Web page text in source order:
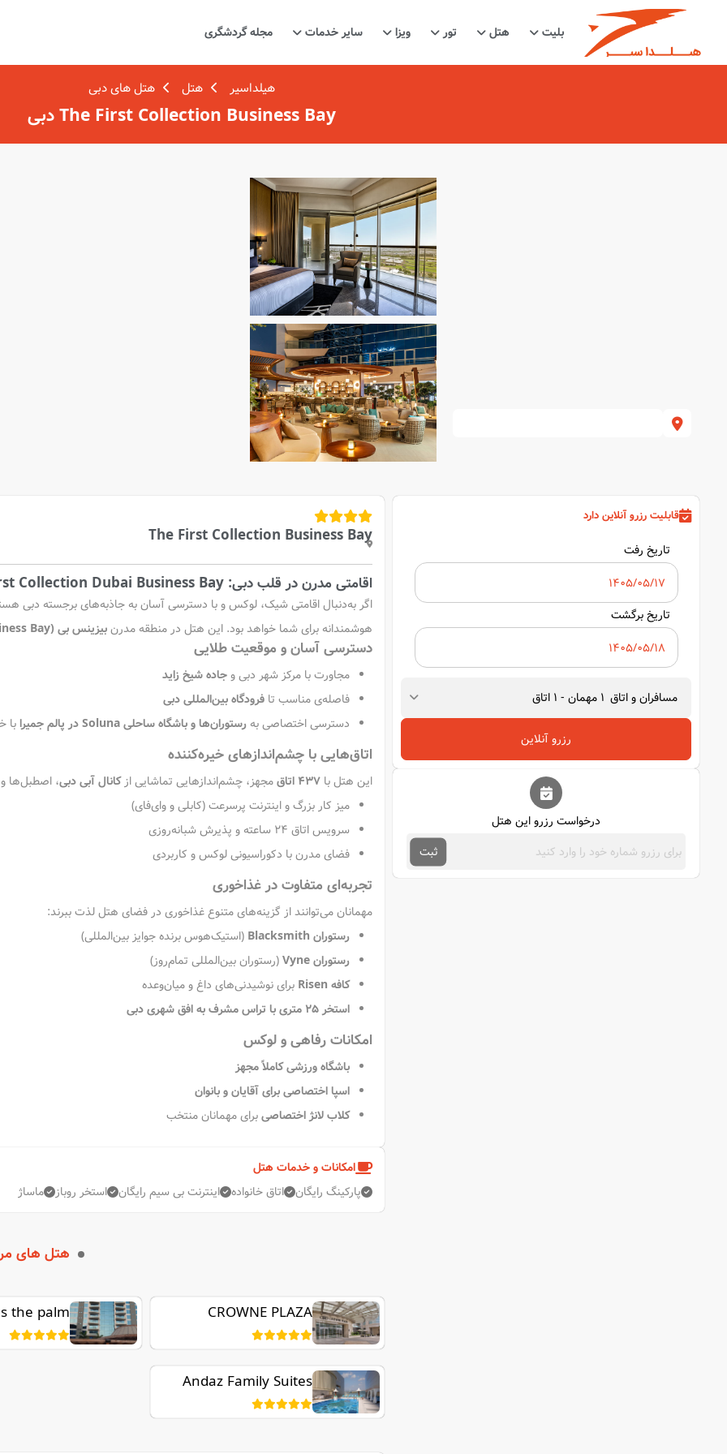
بلیت هتل تور ویزا سایر خدمات مجله گردشگری
هیلداسیر هتل هتل های دبی
The First Collection Business Bay دبی
قابلیت رزرو آنلاین دارد
تاریخ رفت
تاریخ برگشت
مسافران و اتاق 1 مهمان -
1 اتاق
رزرو آنلاین
درخواست رزرو این هتل
ثبت
The First Collection Business Bay
اقامتی مدرن در قلب دبی: The First Collection Dubai Business Bay
اگر به‌دنبال اقامتی شیک، لوکس و با دسترسی آسان به جاذبه‌های برجسته دبی
هوشمندانه برای شما خواهد بود. این هتل در منطقه مدرنبیزینس بی (Business Bay)
دسترسی آسان و موقعیت طلایی
مجاورت با مرکز شهر دبی و جاده شیخ زاید
فاصله‌ی مناسب تا فرودگاه بین‌المللی دبی
دسترسی اختصاصی به رستوران‌ها و باشگاه ساحلی Soluna در پالم جمیرا با
اتاق‌هایی با چشم‌اندازهای خیره‌کننده
این هتل با ۴۳۷ اتاق مجهز، چشم‌اندازهایی تماشایی ازکانال آبی دبی، اصطبل‌ها و
میز کار بزرگ و اینترنت پرسرعت (کابلی و وای‌فای)
سرویس اتاق ۲۴ ساعته و پذیرش شبانه‌روزی
فضای مدرن با دکوراسیونی لوکس و کاربردی
تجربه‌ای متفاوت در غذاخوری
مهمانان می‌توانند از گزینه‌های متنوع غذاخوری در فضای هتل لذت ببرند:
رستوران Blacksmith
(استیک‌هوس برنده جوایز بین‌المللی)
رستوران Vyne
(رستوران بین‌المللی تمام‌روز)
کافه Risen
برای نوشیدنی‌های داغ و میان‌وعده
استخر ۲۵ متری با تراس مشرف به افق شهری دبی
امکانات رفاهی و لوکس
باشگاه ورزشی کاملاً مجهز
اسپا اختصاصی برای آقایان و بانوان
کلاب لانژ اختصاصیبرای مهمانان منتخب
امکانات و خدمات هتل
پارکینگ رایگان
اتاق خانواده اینترنت بی سیم رایگان استخر روباز ماساژ
هتل های
CROWNE PLAZA
JUMEIRAH
the palm
Andaz Family Suites
by Hyatt - Palm